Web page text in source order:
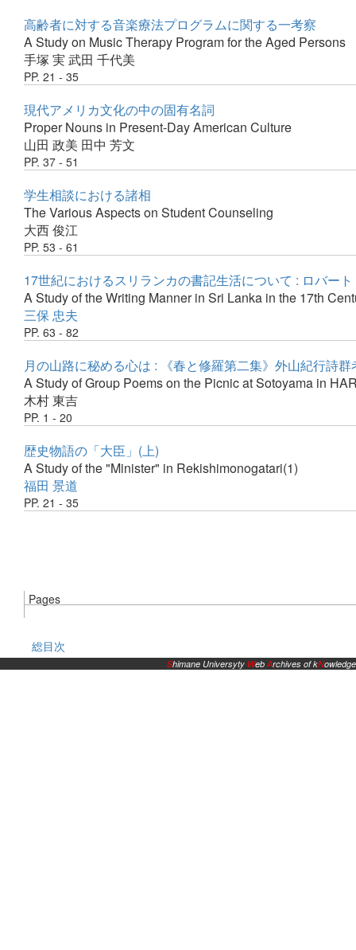
高齢者に対する音楽療法プログラムに関する一考察
A Study on Music Therapy Program for the Aged Persons
手塚 実 武田 千代美
PP. 21 - 35
現代アメリカ文化の中の固有名詞
Proper Nouns in Present-Day American Culture
山田 政美 田中 芳文
PP. 37 - 51
学生相談における諸相
The Various Aspects on Student Counseling
大西 俊江
PP. 53 - 61
17世紀におけるスリランカの書記生活について : ロバー
A Study of the Writing Manner in Sri Lanka in the 17th
三保 忠夫
PP. 63 - 82
月の山路に秘める心は : 《春と修羅第二集》外山紀行詩群
A Study of Group Poems on the Picnic at Sotoyama in
木村 東吉
PP. 1 - 20
歴史物語の「大臣」(上)
A Study of the "Minister" in Rekishimonogatari(1)
福田 景道
PP. 21 - 35
Pages
総目次
Shimane Universyty WebArchives of kNowledge